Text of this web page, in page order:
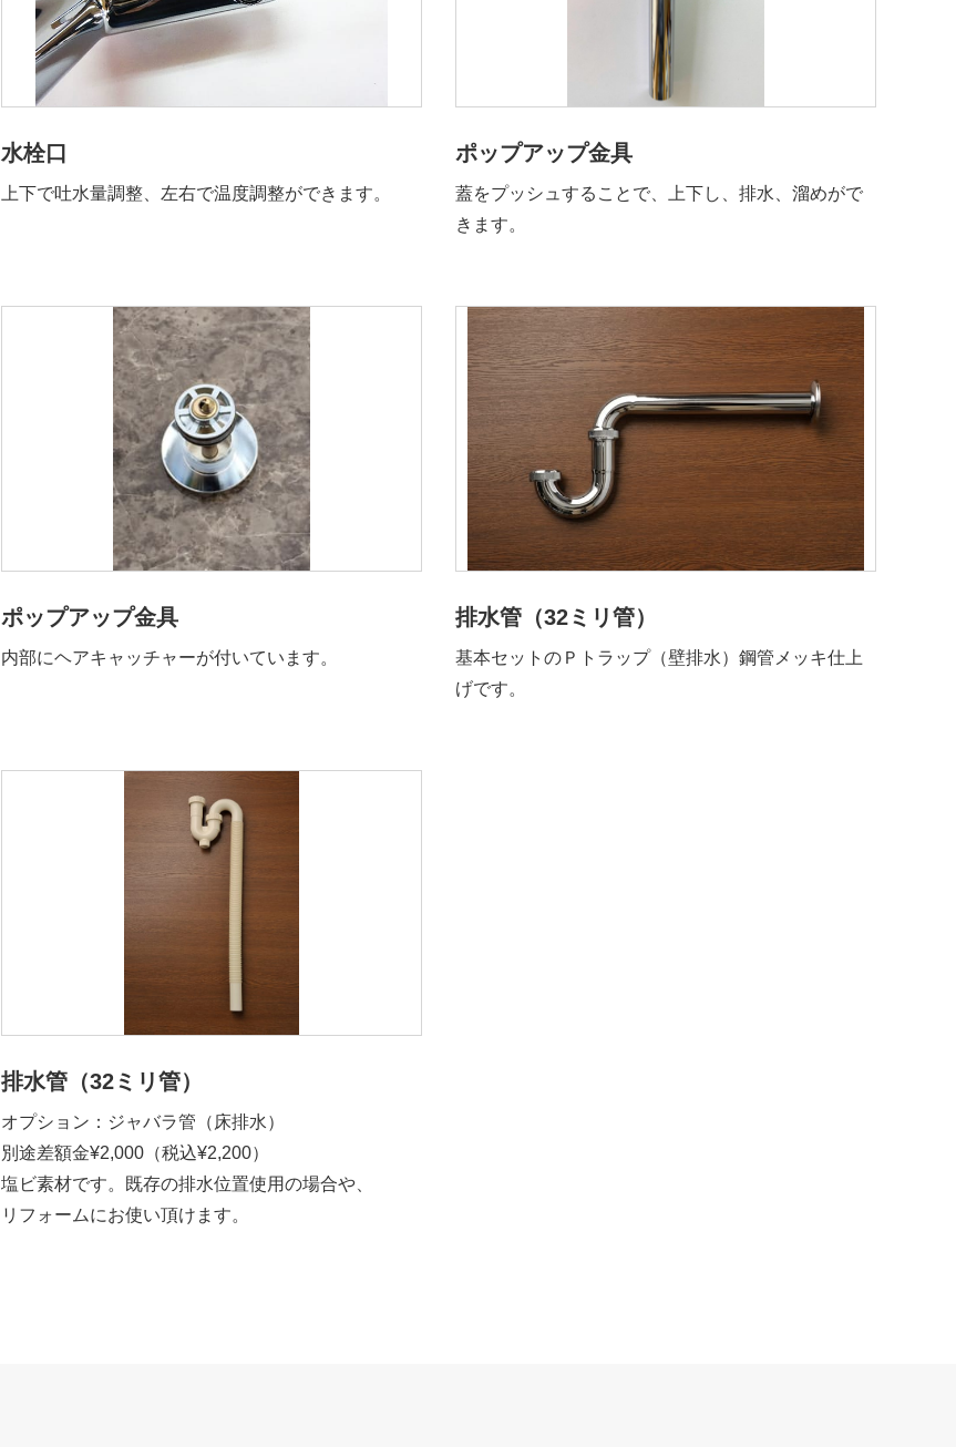
水栓口
上下で吐水量調整、左右で温度調整ができます。
ポップアップ金具
蓋をプッシュすることで、上下し、排水、溜めがで
きます。
ポップアップ金具
内部にヘアキャッチャーが付いています。
排水管（32ミリ管）
基本セットのＰトラップ（壁排水）鋼管メッキ仕上
げです。
排水管（32ミリ管）
オプション：ジャバラ管（床排水）
別途差額金¥2,000（税込¥2,200）
塩ビ素材です。既存の排水位置使用の場合や、
リフォームにお使い頂けます。